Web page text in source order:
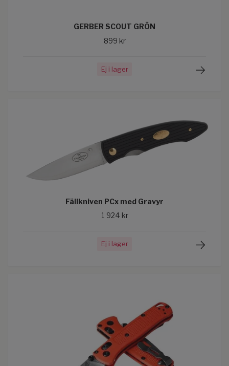
GERBER SCOUT GRÖN
899 kr
Ej i lager
Fällkniven PCx med Gravyr
1 924 kr
Ej i lager